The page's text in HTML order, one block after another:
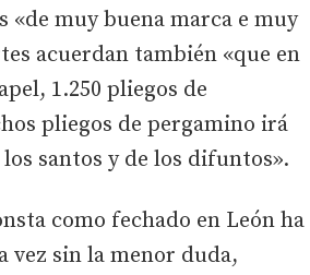
muy buena marca e muy
acuerdan también «que en
1.250 pliegos de
pliegos de pergamino irá
santos y de los difuntos».
como fechado en León ha
vez sin la menor duda,